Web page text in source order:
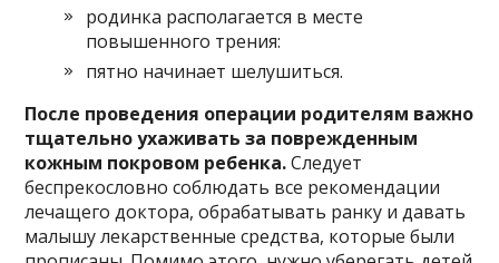
родинка располагается в месте
повышенного трения:
пятно начинает шелушиться.
После проведения операции родителям важно
тщательно ухаживать за поврежденным
кожным покровом ребенка.Следует
беспрекословно соблюдать все рекомендации
лечащего доктора, обрабатывать ранку и давать
малышу лекарственные средства, которые были